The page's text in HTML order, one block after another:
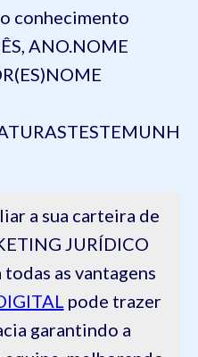
conhecimento
ANO.NOME
ES)NOME
TESTEMUNH
a sua carteira de
JURÍDICO
as vantagens
pode trazer
garantindo a